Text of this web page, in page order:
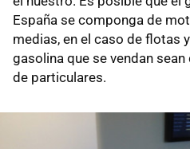
España se componga de
medias, en el caso de flotas
gasolina que se vendan sean
de particulares.